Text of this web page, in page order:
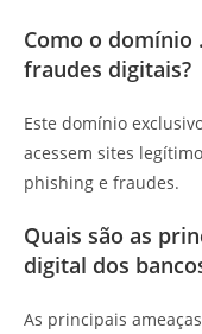
Como o domínio
fraudes digitais?
Este domínio
acessem sites
phishing e fraudes.
Quais são as
digital dos
As principais